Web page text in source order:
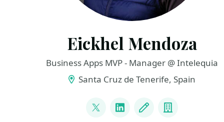
Eickhel Mendoza
Business Apps MVP - Manager @ Intelequia
Santa Cruz de Tenerife, Spain
@EickhelLinkedInBlog Company